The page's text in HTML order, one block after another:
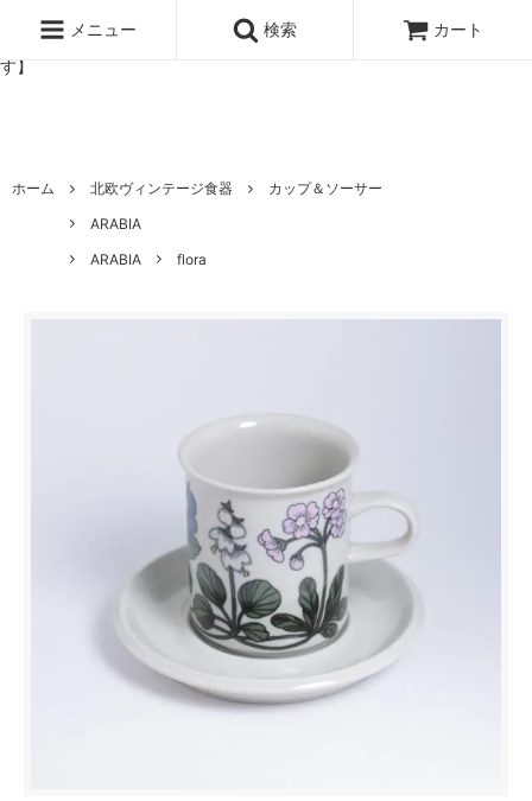
ッタのオンラインストア【アラビア,クイストゴーなどの北欧ヴィンテ
ージ食器,雅峰窯やソルテグラスジュエリーなどの作家の作品が並びま
す】
メニュー 検索 カート
ホーム 北欧ヴィンテージ食器
カップ＆ソーサー
ARABIA
ARABIA
flora